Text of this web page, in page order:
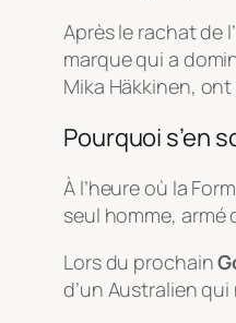
Après le rachat de
marque qui a
Mika Häkkinen,
Pourquoi s’en
À l’heure où la
seul homme, armé
Lors du prochain
d’un Australien